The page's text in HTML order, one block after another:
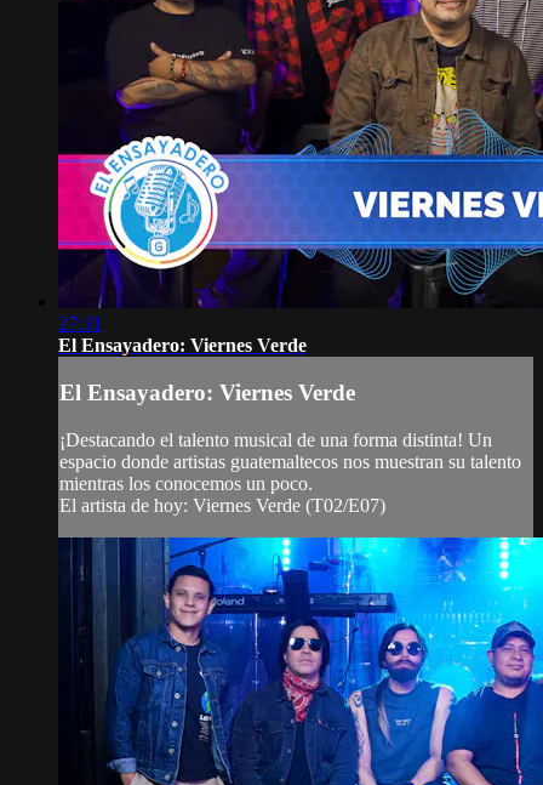
27:31
El Ensayadero: Viernes Verde
El Ensayadero: Viernes Verde
¡Destacando el talento musical de una forma distinta! Un
espacio donde artistas guatemaltecos nos muestran su talento
mientras los conocemos un poco.
El artista de hoy: Viernes Verde (T02/E07)